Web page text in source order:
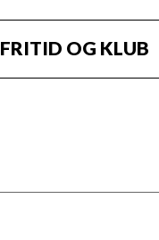
FRITID OG KLUB